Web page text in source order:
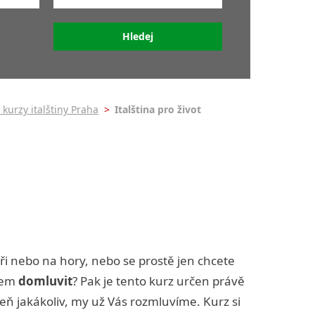
Středně pokročilý (B1+B2)
znáte přesně svoji
A0+ - Falešný začátečník
italštiny Praha > Italština pro život
nebo na hory, nebo se prostě jen chcete
domluvit? Pak je tento kurz určen právě
jakákoliv, my už Vás rozmluvíme. Kurz si